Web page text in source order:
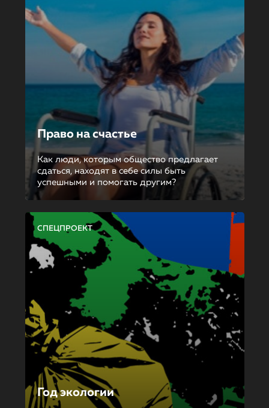
Право на счастье
Как люди, которым общество предлагает
сдаться, находят в себе силы быть
успешными и помогать другим?
СПЕЦПРОЕКТ
Год экологии